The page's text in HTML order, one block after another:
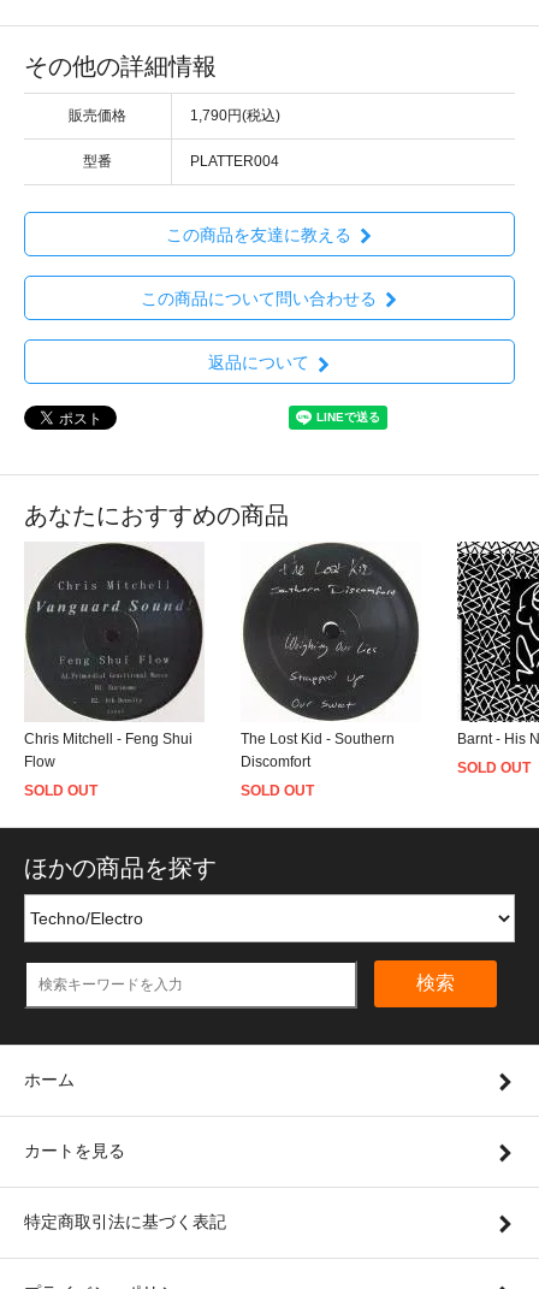
その他の詳細情報
販売価格 1,790円(税込)
型番 PLATTER004
この商品を友達に教える
この商品について問い合わせる
返品について
あなたにおすすめの商品
Chris Mitchell - Feng Shui
Flow
SOLD OUT
The Lost Kid - Southern
Discomfort
SOLD OUT
Barnt - His
SOLD OUT
ほかの商品を探す
検索
ホーム
カートを見る
特定商取引法に基づく表記